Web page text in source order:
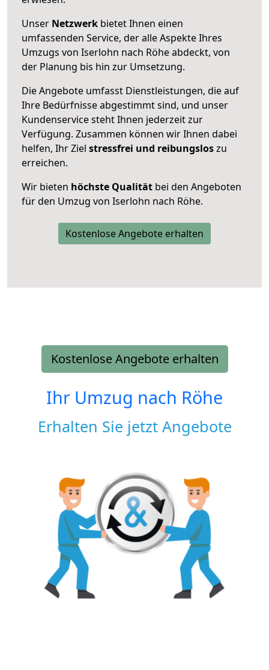
Unser Netzwerk bietet Ihnen einen
umfassenden Service, der alle Aspekte Ihres
Umzugs von Iserlohn nach Röhe abdeckt, von
der Planung bis hin zur Umsetzung.
Die Angebote umfasst Dienstleistungen, die auf
Ihre Bedürfnisse abgestimmt sind, und unser
Kundenservice steht Ihnen jederzeit zur
Verfügung. Zusammen können wir Ihnen dabei
helfen, Ihr Ziel stressfrei und reibungsloszu
erreichen.
Wir bieten höchste Qualität bei den Angeboten
für den Umzug von Iserlohn nach Röhe.
Kostenlose Angebote erhalten
Kostenlose Angebote erhalten
Ihr Umzug nach Röhe
Erhalten Sie jetzt Angebote